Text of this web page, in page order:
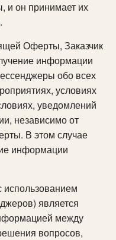
и он принимает их
Оферты, Заказчик
информации
обо всех
условиях
уведомлений
независимо от
В этом случае
информации
использованием
является
между
вопросов,